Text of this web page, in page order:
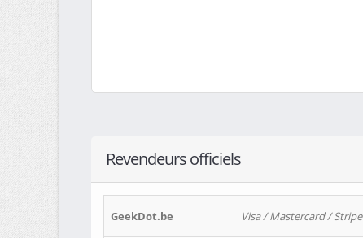
Revendeurs officiels
GeekDot.be Visa / Mastercard / Stripe